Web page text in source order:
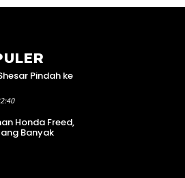
Pindah ke
Honda Freed,
Banyak